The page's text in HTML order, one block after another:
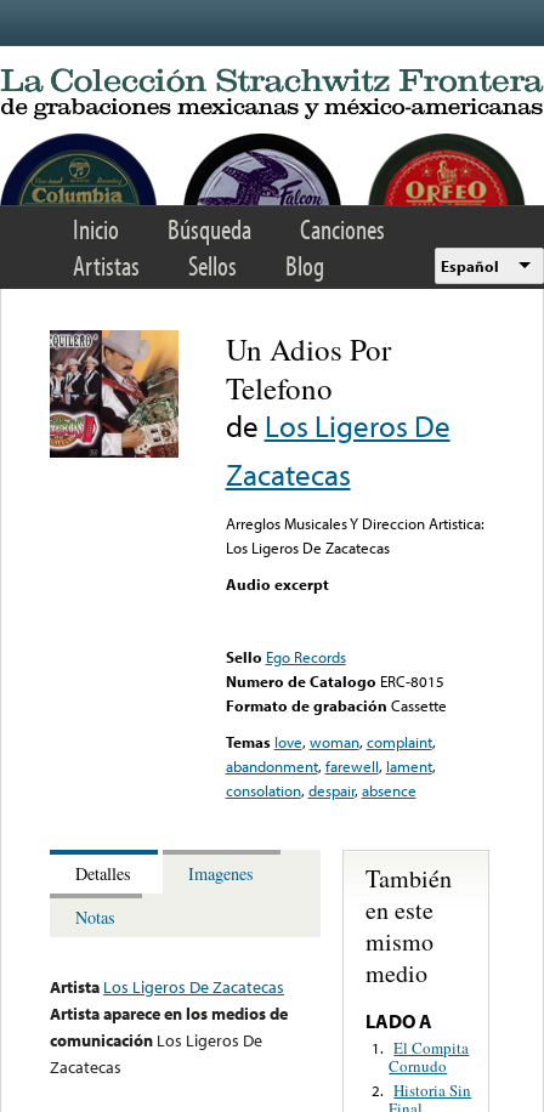
Inicio Búsqueda
Canciones
Artistas
Sellos Blog Español
Un Adios Por
Telefono
de Los Ligeros De
Zacatecas
Arreglos Musicales Y Direccion Artistica:
Los Ligeros De Zacatecas
Audio excerpt
Sello Ego Records
Numero de Catalogo ERC-8015
Formato de grabación Cassette
Temas love,woman,complaint,
abandonment,farewell, lament,
consolation,despair,absence
Detalles
Imagenes
Notas
Artista Los Ligeros De Zacatecas
Artista aparece en los medios de
comunicación Los Ligeros De
Zacatecas
También
en este
mismo
medio
LADO A
1. El Compita
Cornudo
2. Historia Sin